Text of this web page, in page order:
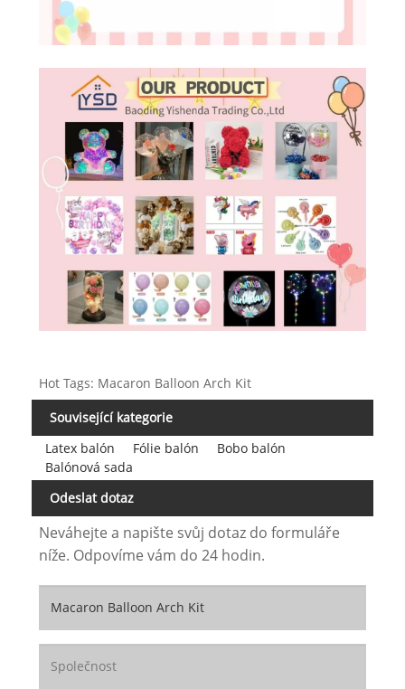
Hot Tags: Macaron Balloon Arch Kit
Související kategorie
Latex balón
Fólie balón
Bobo balón
Balónová sada
Odeslat dotaz
Neváhejte a napište svůj dotaz do formuláře
níže. Odpovíme vám do 24 hodin.